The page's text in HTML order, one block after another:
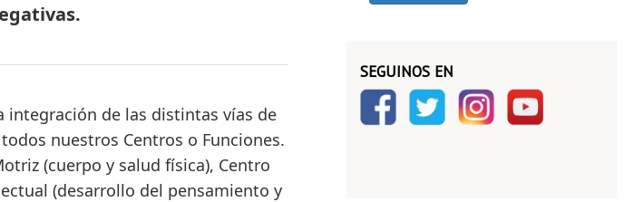
integración de las distintas vías de
nuestros Centros o Funciones.
(cuerpo y salud física), Centro
(desarrollo del pensamiento y
SEGUINOS EN